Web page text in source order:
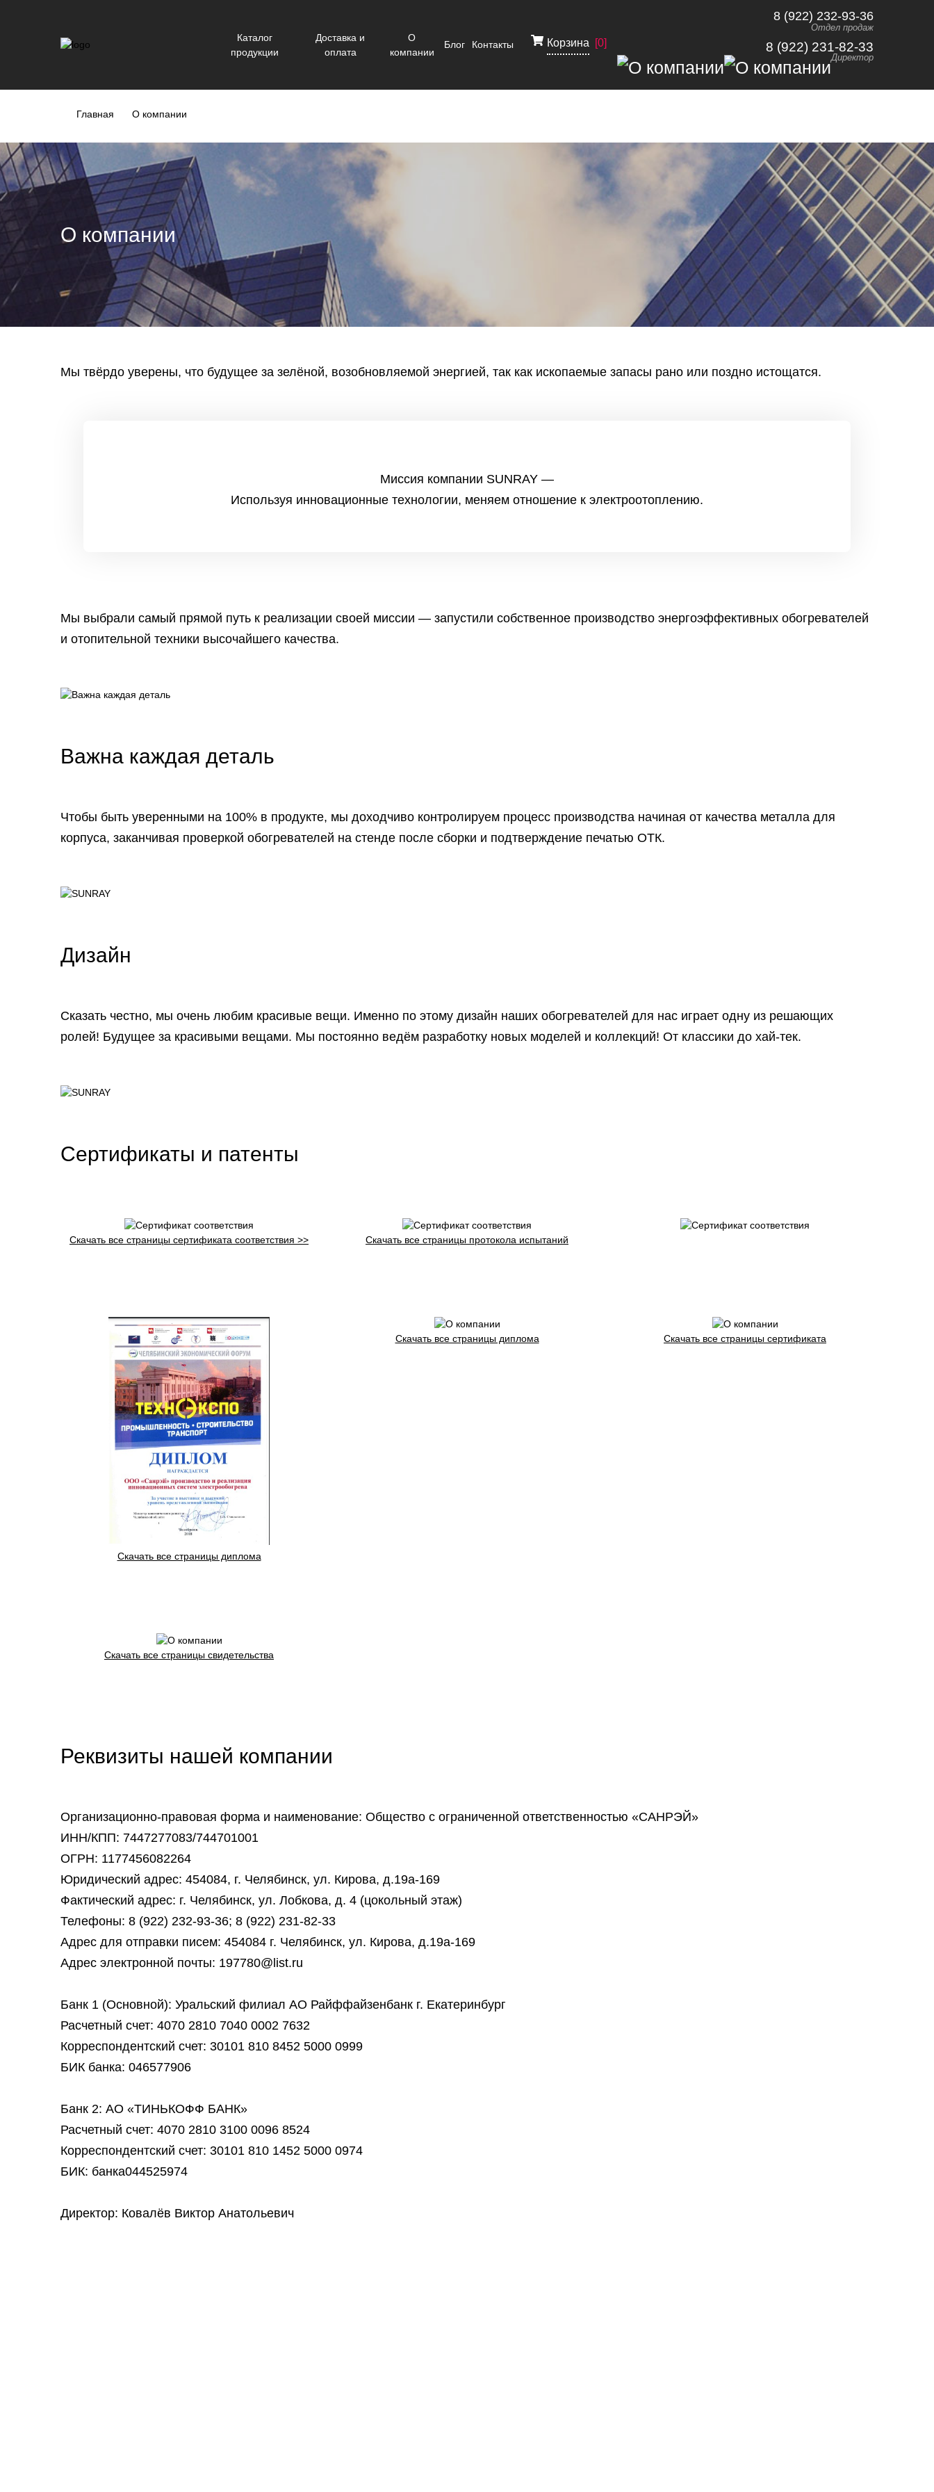
Каталог
продукции
Доставка и
оплата
О
компании
Блог Контакты Корзина [0]
8 (922) 232-93-36
Отдел продаж
8 (922) 231-82-33
Директор
Главная О компании
О компании
Мы твёрдо уверены, что будущее за зелёной, возобновляемой энергией, так как ископаемые запасы рано или поздно истощатся.
Миссия компании SUNRAY —
Используя инновационные технологии, меняем отношение к электроотоплению.
Мы выбрали самый прямой путь к реализации своей миссии — запустили собственное производство энергоэффективных обогревателей
и отопительной техники высочайшего качества.
Важна каждая деталь
Чтобы быть уверенными на 100% в продукте, мы доходчиво контролируем процесс производства начиная от качества металла для
корпуса, заканчивая проверкой обогревателей на стенде после сборки и подтверждение печатью ОТК.
Дизайн
Сказать честно, мы очень любим красивые вещи. Именно по этому дизайн наших обогревателей для нас играет одну из решающих
ролей! Будущее за красивыми вещами. Мы постоянно ведём разработку новых моделей и коллекций! От классики до хай-тек.
Сертификаты и патенты
Скачать все страницы сертификата соответствия >> Скачать все страницы протокола испытаний
Скачать все страницы диплома
Скачать все страницы диплома Скачать все страницы сертификата
Скачать все страницы свидетельства
Реквизиты нашей компании
Организационно-правовая форма и наименование: Общество с ограниченной ответственностью «САНРЭЙ»
ИНН/КПП: 7447277083/744701001
ОГРН: 1177456082264
Юридический адрес: 454084, г. Челябинск, ул. Кирова, д.19а-169
Фактический адрес: г. Челябинск, ул. Лобкова, д. 4 (цокольный этаж)
Телефоны: 8 (922) 232-93-36; 8 (922) 231-82-33
Адрес для отправки писем: 454084 г. Челябинск, ул. Кирова, д.19а-169
Адрес электронной почты: 197780@list.ru
Банк 1 (Основной): Уральский филиал АО Райффайзенбанк г. Екатеринбург
Расчетный счет: 4070 2810 7040 0002 7632
Корреспондентский счет: 30101 810 8452 5000 0999
БИК банка: 046577906
Банк 2: АО «ТИНЬКОФФ БАНК»
Расчетный счет: 4070 2810 3100 0096 8524
Корреспондентский счет: 30101 810 1452 5000 0974
БИК: банка044525974
Директор: Ковалёв Виктор Анатольевич